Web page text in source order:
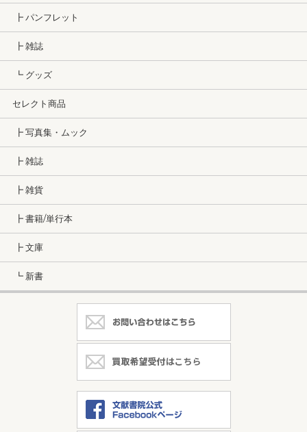
┣ パンフレット
┣ 雑誌
┗ グッズ
セレクト商品
┣ 写真集・ムック
┣ 雑誌
┣ 雑貨
┣ 書籍/単行本
┣ 文庫
┗ 新書